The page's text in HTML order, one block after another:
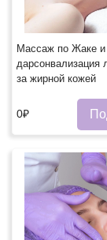
Массаж по Жаке и
дарсонвализация
за жирной кожей
0₽